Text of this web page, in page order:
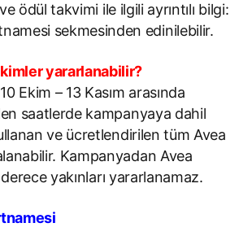
ödül takvimi ile ilgili ayrıntılı bilgi:
sekmesinden edinilebilir.
yararlanabilir?
Ekim – 13 Kasım arasında
saatlerde kampanyaya dahil
ve ücretlendirilen tüm Avea
Kampanyadan Avea
derece yakınları yararlanamaz.